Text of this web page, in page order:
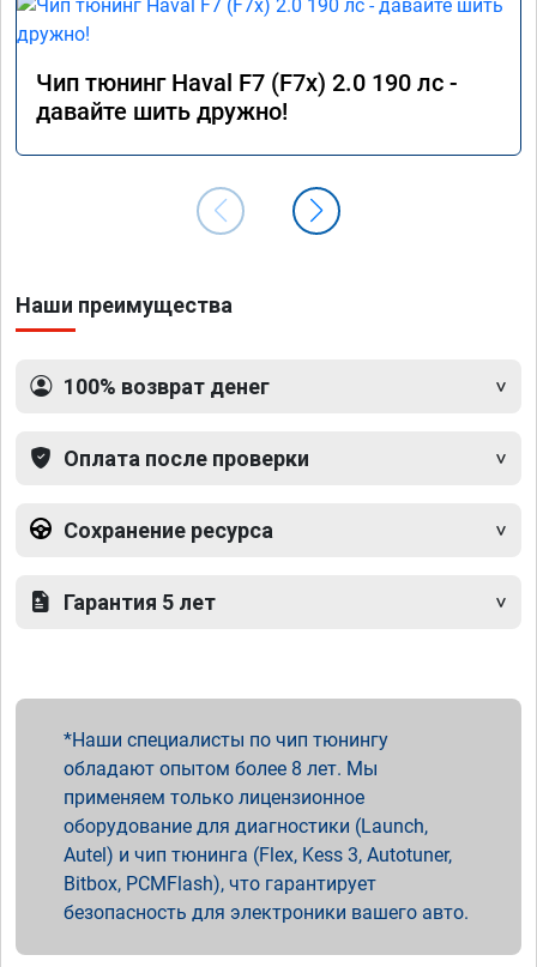
Чип тюнинг Haval F7 (F7x) 2.0 190 лс -
давайте шить дружно!
Наши преимущества
100% возврат денег
Оплата после проверки
Сохранение ресурса
Гарантия 5 лет
Наши специалисты по чип тюнингу
обладают опытом более 8 лет. Мы
применяем только лицензионное
оборудование для диагностики (Launch,
Autel) и чип тюнинга (Flex, Kess 3, Autotuner,
Bitbox, PCMFlash), что гарантирует
безопасность для электроники вашего авто.